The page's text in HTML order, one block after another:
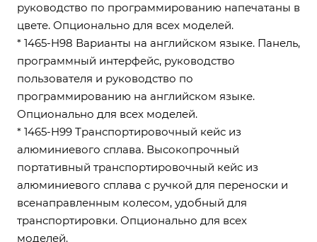
руководство по программированию напечатаны в
цвете. Опционально для всех моделей.
* 1465-H98 Варианты на английском языке. Панель,
программный интерфейс, руководство
пользователя и руководство по
программированию на английском языке.
Опционально для всех моделей.
* 1465-H99 Транспортировочный кейс из
алюминиевого сплава. Высокопрочный
портативный транспортировочный кейс из
алюминиевого сплава с ручкой для переноски и
всенаправленным колесом, удобный для
транспортировки. Опционально для всех
моделей.